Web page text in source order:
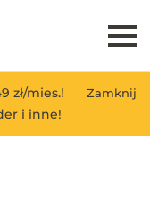
Zamknij
zł/mies.!
i inne!